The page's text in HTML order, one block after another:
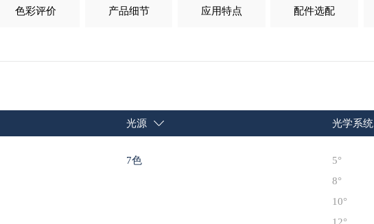
色彩评价 产品细节 应用特点 配件选配
光源
7色
光学系统
5°
8°
10°
12°